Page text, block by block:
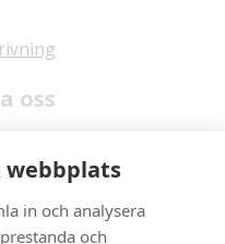
webbplats
in och analysera
och
oss